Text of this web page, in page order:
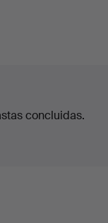
concluidas.